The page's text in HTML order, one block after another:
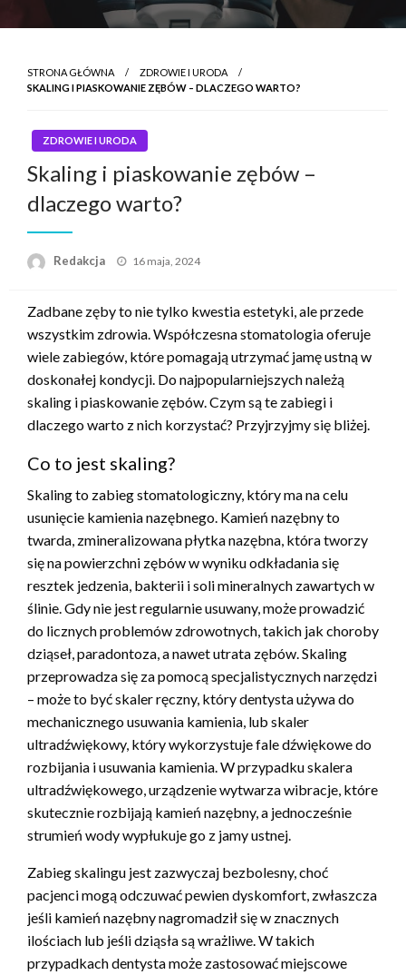
STRONA GŁÓWNA
ZDROWIE I URODA
SKALING I PIASKOWANIE ZĘBÓW – DLACZEGO WARTO?
ZDROWIE I URODA
Skaling i piaskowanie zębów –
dlaczego warto?
Redakcja Napisano
16 maja, 2024
Zadbane zęby to nie tylko kwestia estetyki, ale przede
wszystkim zdrowia. Współczesna stomatologia oferuje
wiele zabiegów, które pomagają utrzymać jamę ustną w
doskonałej kondycji. Do najpopularniejszych należą
skaling i piaskowanie zębów. Czym są te zabiegi i
dlaczego warto z nich korzystać? Przyjrzyjmy się bliżej.
Co to jest skaling?
Skaling to zabieg stomatologiczny, który ma na celu
usunięcie kamienia nazębnego. Kamień nazębny to
twarda, zmineralizowana płytka nazębna, która tworzy
się na powierzchni zębów w wyniku odkładania się
resztek jedzenia, bakterii i soli mineralnych zawartych w
ślinie. Gdy nie jest regularnie usuwany, może prowadzić
do licznych problemów zdrowotnych, takich jak choroby
dziąseł, paradontoza, a nawet utrata zębów. Skaling
przeprowadza się za pomocą specjalistycznych narzędzi
– może to być skaler ręczny, który dentysta używa do
mechanicznego usuwania kamienia, lub skaler
ultradźwiękowy, który wykorzystuje fale dźwiękowe do
rozbijania i usuwania kamienia. W przypadku skalera
ultradźwiękowego, urządzenie wytwarza wibracje, które
skutecznie rozbijają kamień nazębny, a jednocześnie
strumień wody wypłukuje go z jamy ustnej.
Zabieg skalingu jest zazwyczaj bezbolesny, choć
pacjenci mogą odczuwać pewien dyskomfort, zwłaszcza
jeśli kamień nazębny nagromadził się w znacznych
ilościach lub jeśli dziąsła są wrażliwe. W takich
przypadkach dentysta może zastosować miejscowe